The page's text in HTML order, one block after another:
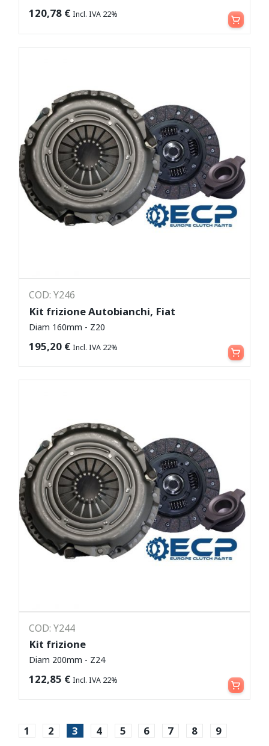
120,78 € Incl. IVA 22% Leggi tutto
COD: Y246
Kit frizione Autobianchi, Fiat
Diam 160mm - Z20
195,20 € Incl. IVA 22% Aggiungi al carrello
COD: Y244
Kit frizione
Diam 200mm - Z24
122,85 € Incl. IVA 22% Leggi tutto
1 2 3 4 5 6 7 8
9